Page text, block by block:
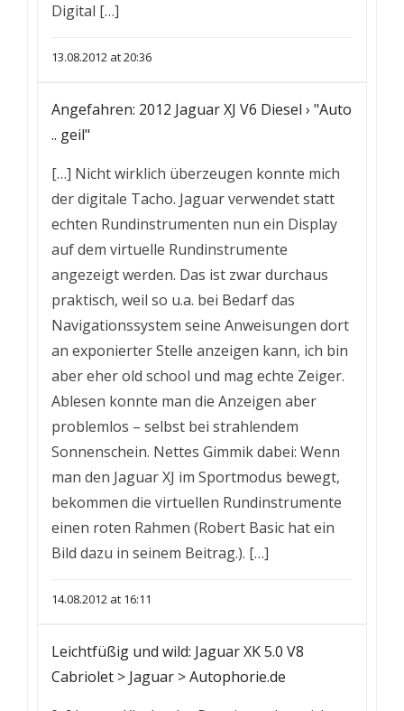
Digital […]
13.08.2012 at 20:36
Angefahren: 2012 Jaguar XJ V6 Diesel › "Auto
.. geil"
[…] Nicht wirklich überzeugen konnte mich
der digitale Tacho. Jaguar verwendet statt
echten Rundinstrumenten nun ein Display
auf dem virtuelle Rundinstrumente
angezeigt werden. Das ist zwar durchaus
praktisch, weil so u.a. bei Bedarf das
Navigationssystem seine Anweisungen dort
an exponierter Stelle anzeigen kann, ich bin
aber eher old school und mag echte Zeiger.
Ablesen konnte man die Anzeigen aber
problemlos – selbst bei strahlendem
Sonnenschein. Nettes Gimmik dabei: Wenn
man den Jaguar XJ im Sportmodus bewegt,
bekommen die virtuellen Rundinstrumente
einen roten Rahmen (Robert Basic hat ein
Bild dazu in seinem Beitrag.). […]
14.08.2012 at 16:11
Leichtfüßig und wild: Jaguar XK 5.0 V8
Cabriolet > Jaguar > Autophorie.de